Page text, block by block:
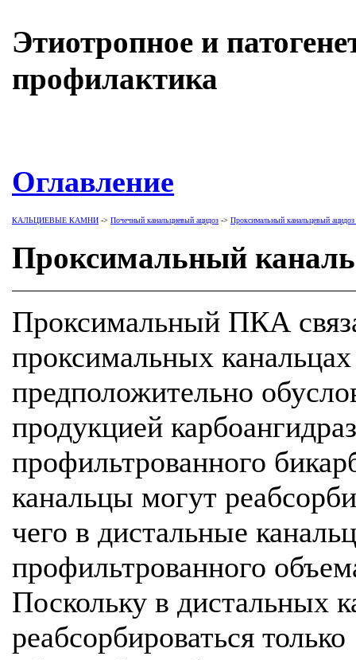
Этиотропное и
профилактика
Оглавление
КАЛЬЦИЕВЫЕ КАМНИ -> Почечный канальциевый ацидоз -> Проксимальный канальцевый
Проксимальный
Проксимальный ПКА
проксимальных
предположительно
продукцией
профильтрованного
канальцы могут
чего в дистальные
профильтрованного
Поскольку в дистальных
реабсорбироваться